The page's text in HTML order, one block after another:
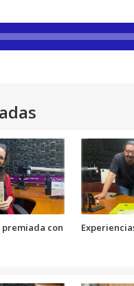
con